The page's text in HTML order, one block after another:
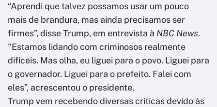
“Aprendi que talvez possamos usar um pouco
mais de brandura, mas ainda precisamos ser
firmes”, disse Trump, em entrevista à NBC News.
"Estamos lidando com criminosos realmente
difíceis. Mas olha, eu liguei para o povo. Liguei para
o governador. Liguei para o prefeito. Falei com
eles”, acrescentou o presidente.
Trump vem recebendo diversas críticas devido às